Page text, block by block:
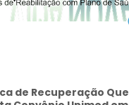
de Recuperação Que